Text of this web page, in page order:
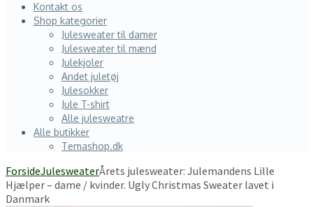
Kontakt os
Shop kategorier
Julesweater til damer
Julesweater til mænd
Julekjoler
Andet juletøj
Julesokker
Jule T-shirt
Alle julesweatre
Alle butikker
Temashop.dk
ForsideJulesweaterÅrets julesweater: Julemandens Lille
Hjælper – dame / kvinder. Ugly Christmas Sweater lavet i
Danmark